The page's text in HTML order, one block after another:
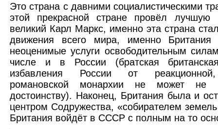
Это страна с давними социалистическими
этой прекрасной стране провёл лучшую
великий Карл Маркс, именно эта страна
движения всего мира, именно Британия
неоценимые услуги освободительным
числе и в России (братская
избавления России от реакционной,
романовской монархии не может не
достоинству). Наконец, Британия была и
центром Содружества, «собирателем земель
Британия войдёт в СССР с полным на то